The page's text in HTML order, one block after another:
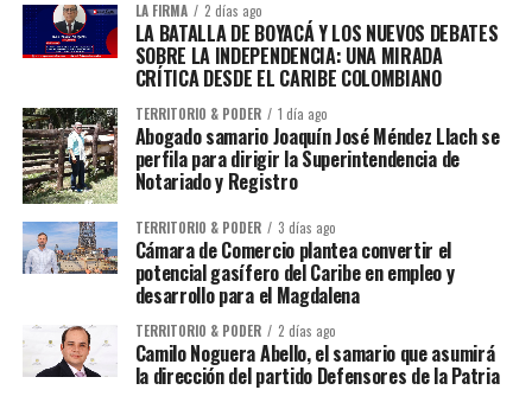
LA FIRMA 2 días ago
LA BATALLA DE BOYACÁ Y LOS NUEVOS DEBATES
SOBRE LA INDEPENDENCIA: UNA MIRADA
CRÍTICA DESDE EL CARIBE COLOMBIANO
TERRITORIO & PODER 1 día ago
Abogado samario Joaquín José Méndez Llach se
perfila para dirigir la Superintendencia de
Notariado y Registro
TERRITORIO & PODER 3 días ago
Cámara de Comercio plantea convertir el
potencial gasífero del Caribe en empleo y
desarrollo para el Magdalena
TERRITORIO & PODER 2 días ago
Camilo Noguera Abello, el samario que asumirá
la dirección del partido Defensores de la Patria